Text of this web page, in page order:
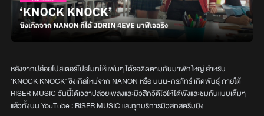
หลังจากปล่อยโปสเตอร์โปรโมทให้แฟนๆ ได้รอติดตามกันมาพักใหญ่ สำหรับ
‘KNOCK KNOCK’ ซิงเกิลใหม่จาก NANON หรือ นนน-กรภัทร์ เกิดพันธุ์ ภายใต้
RISER MUSIC วันนี้ได้เวลาปล่อยเพลงและมิวสิกวิดีโอให้ได้ฟังและชมกันแบบเต็มๆ
แล้วทั้งบน YouTube : RISER MUSIC และทุกบริการมิวสิกสตรีมมิง